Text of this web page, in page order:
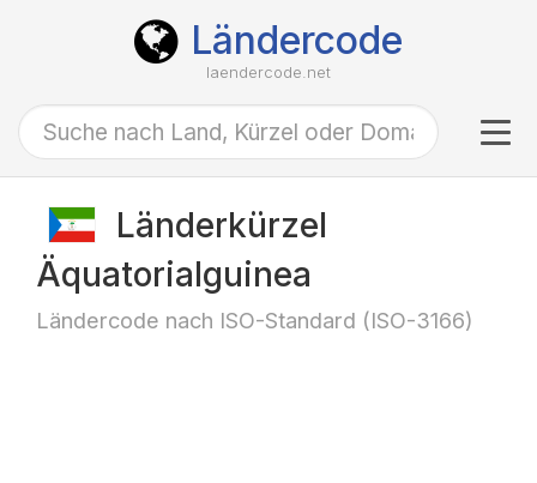
Ländercode
laendercode.net
Länderkürzel
Äquatorialguinea
Ländercode nach ISO-Standard (ISO-3166)